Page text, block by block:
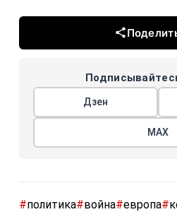
Дзен
МАХ
#политика#война#европа#